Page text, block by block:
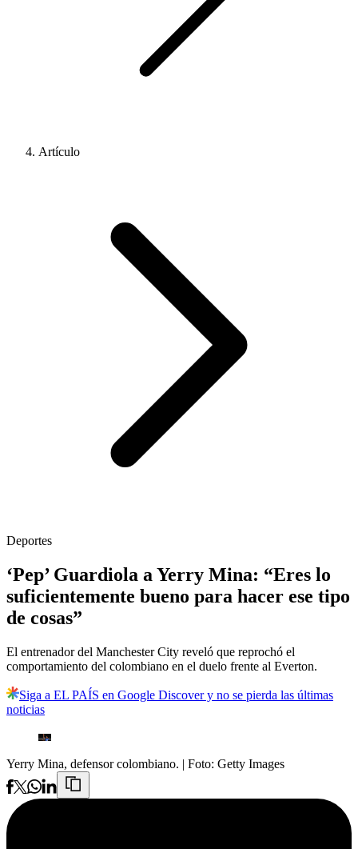
Artículo
Deportes
‘Pep’ Guardiola a Yerry Mina: “Eres lo
suficientemente bueno para hacer ese tipo
de cosas”
El entrenador del Manchester City reveló que reprochó el
comportamiento del colombiano en el duelo frente al Everton.
Siga a EL PAÍS en Google Discover y no se pierda las últimas
noticias
Yerry Mina, defensor colombiano. | Foto: Getty Images